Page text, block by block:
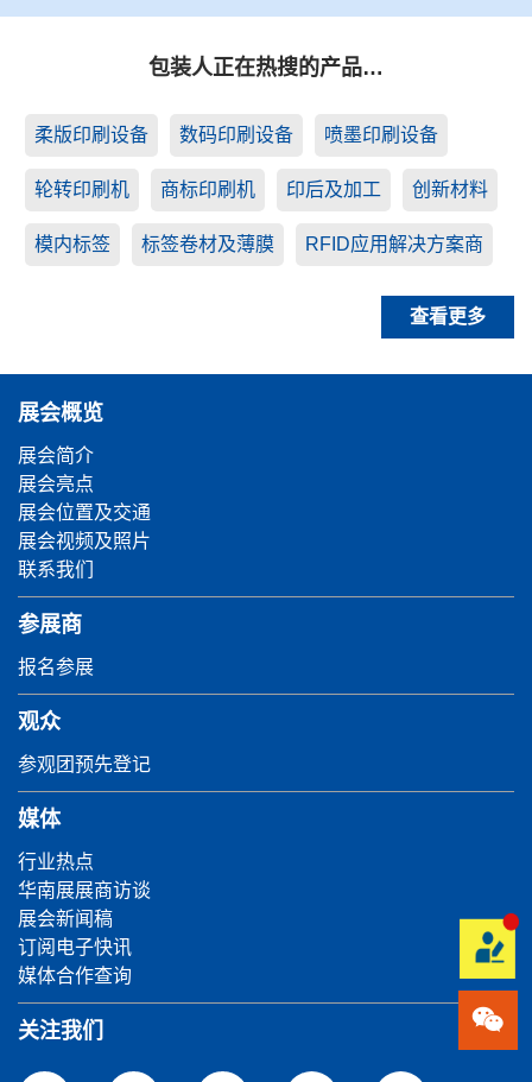
包装人正在热搜的产品…
柔版印刷设备 数码印刷设备 喷墨印刷设备
轮转印刷机 商标印刷机 印后及加工 创新材料
模内标签 标签卷材及薄膜 RFID应用解决方案商
查看更多
展会概览
展会简介
展会亮点
展会位置及交通
展会视频及照片
联系我们
参展商
报名参展
观众
参观团预先登记
媒体
行业热点
华南展展商访谈
展会新闻稿
订阅电子快讯
媒体合作查询
关注我们